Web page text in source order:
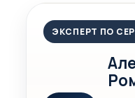
ЭКСПЕРТ ПО